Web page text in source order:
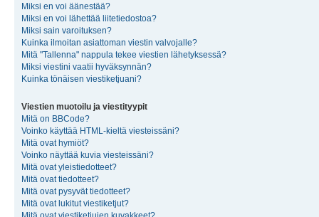
Miksi en voi äänestää?
Miksi en voi lähettää liitetiedostoa?
Miksi sain varoituksen?
Kuinka ilmoitan asiattoman viestin valvojalle?
Mitä "Tallenna" nappula tekee viestien lähetyksessä?
Miksi viestini vaatii hyväksynnän?
Kuinka tönäisen viestiketjuani?
Viestien muotoilu ja viestityypit
Mitä on BBCode?
Voinko käyttää HTML-kieltä viesteissäni?
Mitä ovat hymiöt?
Voinko näyttää kuvia viesteissäni?
Mitä ovat yleistiedotteet?
Mitä ovat tiedotteet?
Mitä ovat pysyvät tiedotteet?
Mitä ovat lukitut viestiketjut?